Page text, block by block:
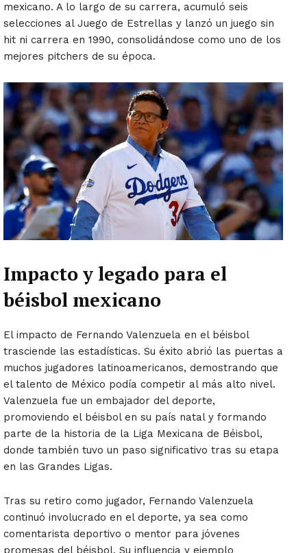
mexicano. A lo largo de su carrera, acumuló seis
selecciones al Juego de Estrellas y lanzó un juego sin
hit ni carrera en 1990, consolidándose como uno de los
mejores pitchers de su época.
Impacto y legado para el
béisbol mexicano
El impacto de Fernando Valenzuela en el béisbol
trasciende las estadísticas. Su éxito abrió las puertas a
muchos jugadores latinoamericanos, demostrando que
el talento de México podía competir al más alto nivel.
Valenzuela fue un embajador del deporte,
promoviendo el béisbol en su país natal y formando
parte de la historia de la Liga Mexicana de Béisbol,
donde también tuvo un paso significativo tras su etapa
en las Grandes Ligas.
Tras su retiro como jugador, Fernando Valenzuela
continuó involucrado en el deporte, ya sea como
comentarista deportivo o mentor para jóvenes
promesas del béisbol. Su influencia y ejemplo